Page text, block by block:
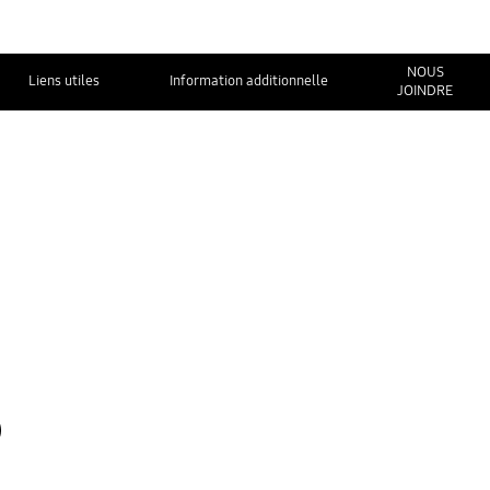
Liens utiles Information additionnelle
NOUS
JOINDRE